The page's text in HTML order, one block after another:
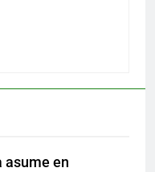
asume en